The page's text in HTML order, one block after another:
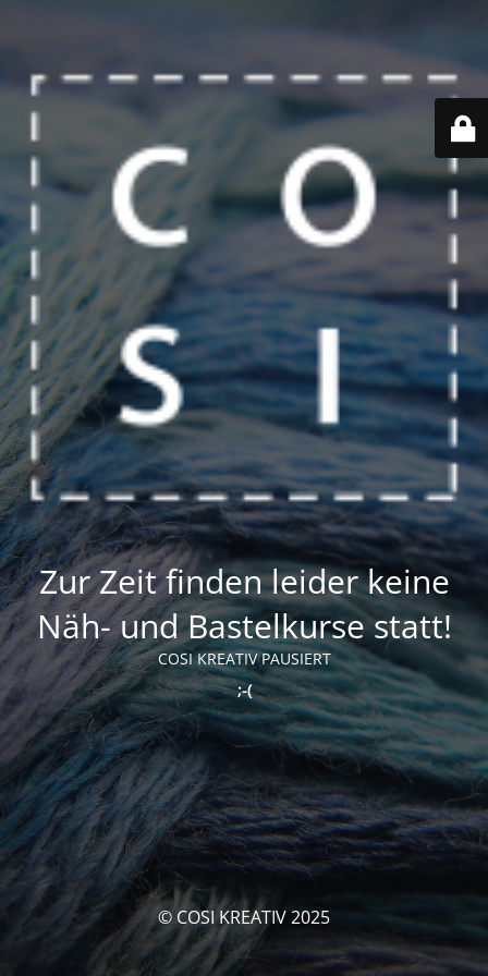
Zur Zeit finden leider keine
Näh- und Bastelkurse statt!
COSI KREATIV PAUSIERT
;-(
© COSI KREATIV 2025